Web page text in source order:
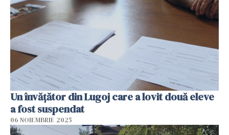
Un învățător din Lugoj care a lovit două eleve
a fost suspendat
06 NOIEMBRIE 2025